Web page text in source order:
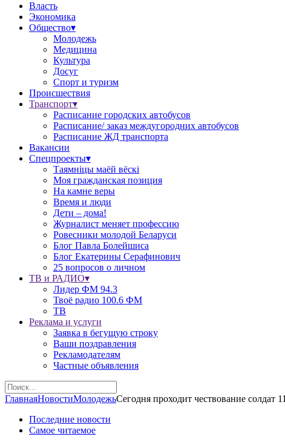
Власть
Экономика
Общество▾
Молодежь
Медицина
Культура
Досуг
Спорт и туризм
Происшествия
Транспорт▾
Расписание городских автобусов
Расписание/ заказ междугородних автобусов
Расписание ЖД транспорта
Вакансии
Спецпроекты▾
Таямніцы маёй вёскі
Моя гражданская позиция
На камне веры
Время и люди
Дети – дома!
Журналист меняет профессию
Ровесники молодой Беларуси
Блог Павла Болейшиса
Блог Екатерины Серафинович
25 вопросов о личном
ТВ и РАДИО▾
Лидер ФМ 94.3
Твоё радио 100.6 ФМ
ТВ
Реклама и услуги
Заявка в бегущую строку
Ваши поздравления
Рекламодателям
Частные объявления
ГлавнаяНовостиМолодежьСегодня проходит чествование
Последние новости
Самое читаемое